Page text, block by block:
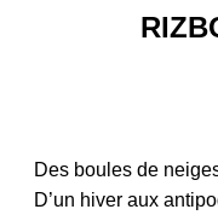
Des boules de
D’un hiver aux